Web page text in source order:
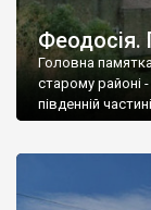
Феодосія.
Головна
старому районі
південній